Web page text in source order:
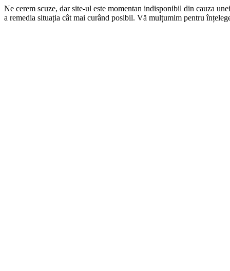
Ne cerem scuze, dar site-ul este momentan indisponibil din cauza
a remedia situația cât mai curând posibil. Vă mulțumim pentru